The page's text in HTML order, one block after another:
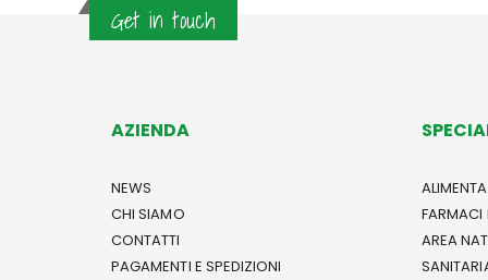
Get in touch
AZIENDA
NEWS
CHI SIAMO
CONTATTI
PAGAMENTI E SPEDIZIONI
FARMACI
AREA